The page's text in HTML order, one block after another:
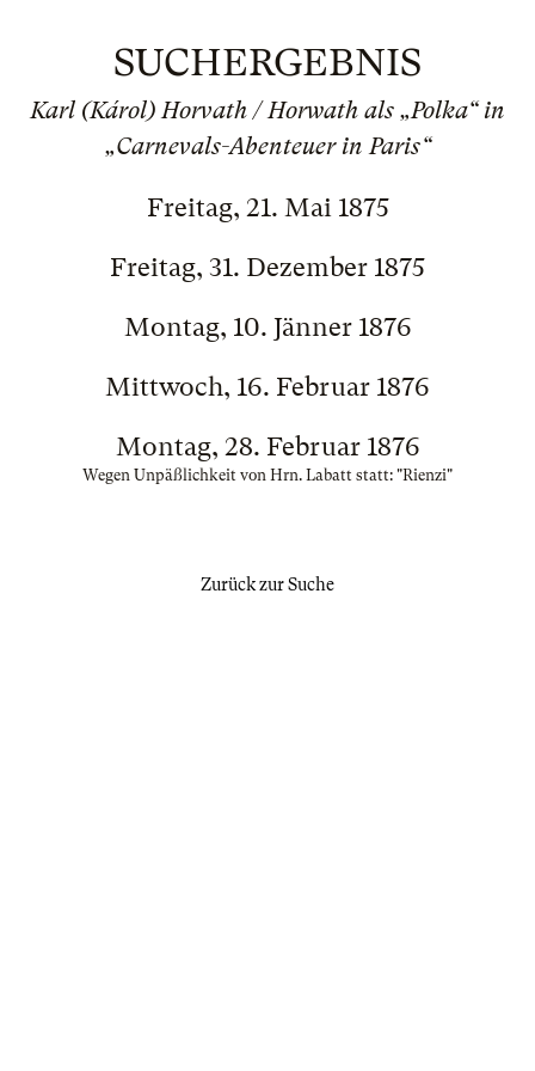
SUCHERGEBNIS
Karl (Károl) Horvath / Horwath als „Polka“ in
„Carnevals-Abenteuer in Paris“
Freitag, 21. Mai 1875
Freitag, 31. Dezember 1875
Montag, 10. Jänner 1876
Mittwoch, 16. Februar 1876
Montag, 28. Februar 1876
Wegen Unpäßlichkeit von Hrn. Labatt statt: "Rienzi"
Zurück zur Suche